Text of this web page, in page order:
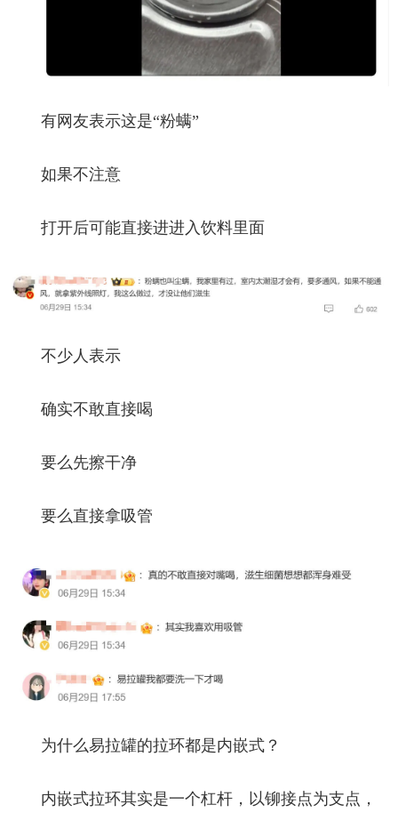
有网友表示这是“粉螨”
如果不注意
打开后可能直接进进入饮料里面
不少人表示
确实不敢直接喝
要么先擦干净
要么直接拿吸管
为什么易拉罐的拉环都是内嵌式？
内嵌式拉环其实是一个杠杆，以铆接点为支点，